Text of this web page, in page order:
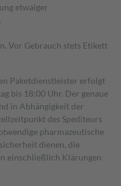
etwaiger
Vor Gebrauch stets Etikett
Paketdienstleister erfolgt
bis 18:00 Uhr. Der genaue
in Abhängigkeit der
des Spediteurs
pharmazeutische
dienen, die
einschließlich Klärungen